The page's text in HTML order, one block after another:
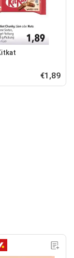
€1,89